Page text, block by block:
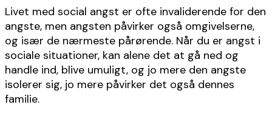
Livet med social angst er ofte invaliderende for den
angste, men angsten påvirker også omgivelserne,
og især de nærmeste pårørende. Når du er angst i
sociale situationer, kan alene det at gå ned og
handle ind, blive umuligt, og jo mere den angste
isolerer sig, jo mere påvirker det også dennes
familie.